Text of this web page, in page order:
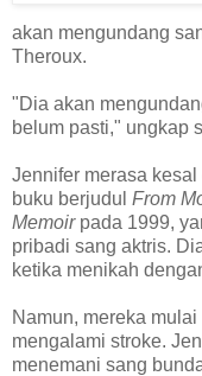
akan mengundang
Theroux.
"Dia akan
belum pasti," ungkap
Jennifer merasa
buku berjudul From
Memoirpada 1999,
pribadi sang aktris.
ketika menikah
Namun, mereka
mengalami stroke.
menemani sang